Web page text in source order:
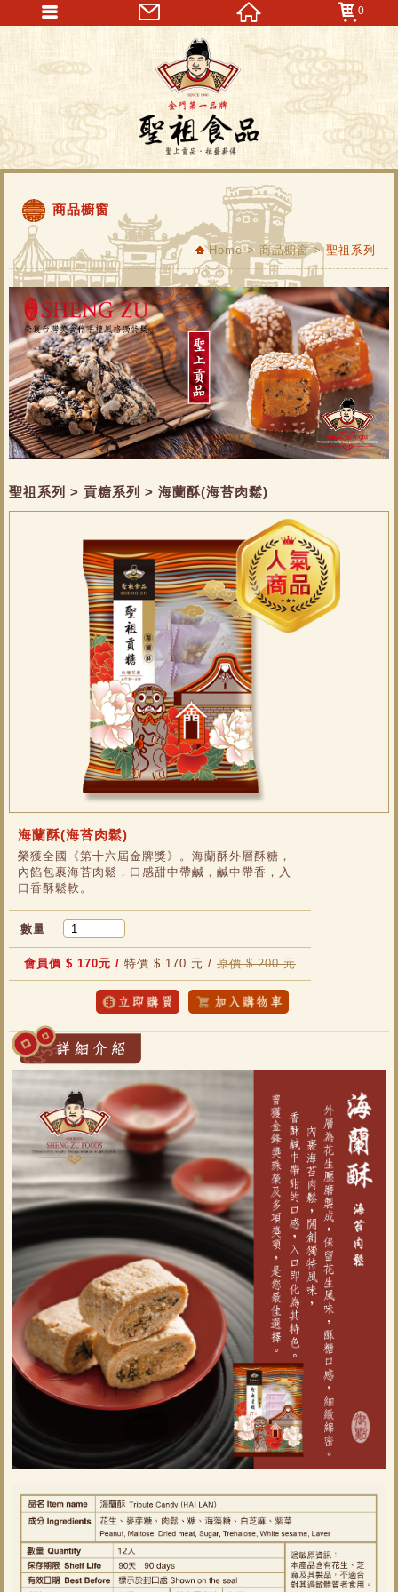
商品櫥窗
Home> 商品櫥窗 >聖祖系列
聖祖系列 > 貢糖系列 > 海蘭酥(海苔肉鬆)
海蘭酥(海苔肉鬆)
榮獲全國《第十六屆金牌獎》。海蘭酥外層酥糖，
內餡包裹海苔肉鬆，口感甜中帶鹹，鹹中帶香，入
口香酥鬆軟。
數量
會員價 $ 170元 / 特價 $ 170 元 / 原價 $ 200 元
0